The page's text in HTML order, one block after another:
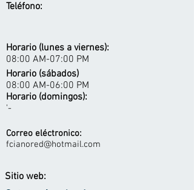
Teléfono:
Horario (lunes a viernes):
08:00 AM-07:00 PM
Horario (sábados)
08:00 AM-06:00 PM
Horario (domingos):
'-
Correo eléctronico:
fcianored@hotmail.com
Sitio web: